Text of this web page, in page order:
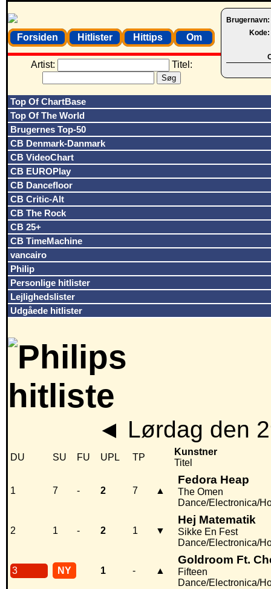
Brugernavn:
Kode:
Forsiden Hitlister Hittips Om
Artist: Titel:
Top Of ChartBase
Top Of The World
Brugernes Top-50
CB Denmark-Danmark
CB VideoChart
CB EUROPlay
CB Dancefloor
CB Critic-Alt
CB The Rock
CB 25+
CB TimeMachine
vancairo
Philip
Personlige hitlister
Lejlighedslister
Udgåede hitlister
◄ Lørdag den
DU SU FU UPL TP
Kunstner
Titel
1 7 - 2 7 ▲
Fedora Heap
The Omen
Dance/Electronica/
2 1 - 2 1 ▼
Hej Matematik
Sikke En Fest
Dance/Electronica/
3 NY 1 - ▲
Goldroom Ft.
Fifteen
Dance/Electronica/